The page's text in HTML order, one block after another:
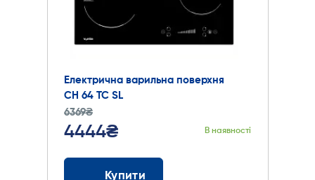
Електрична варильна поверхня
CH 64 TC SL
6369₴
4444₴ В наявності
Купити